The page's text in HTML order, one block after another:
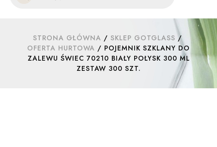
STRONA GŁÓWNA / SKLEP GOTGLASS /
OFERTA HURTOWA / POJEMNIK SZKLANY DO
ZALEWU ŚWIEC 70210 BIAŁY POŁYSK 300 ML
ZESTAW 300 SZT.